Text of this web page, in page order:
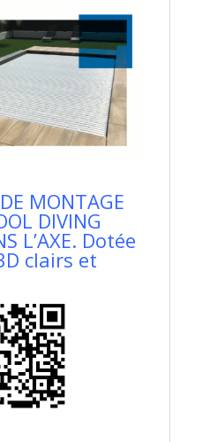
MONTAGE
DIVING
L’AXE. Dotée
clairs et